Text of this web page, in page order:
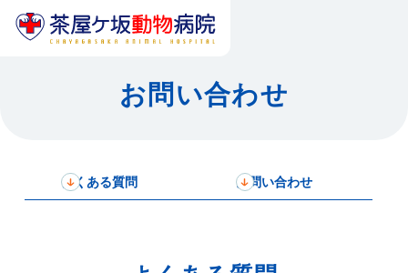
お問い合わせ
よくある質問 お問い合わせ